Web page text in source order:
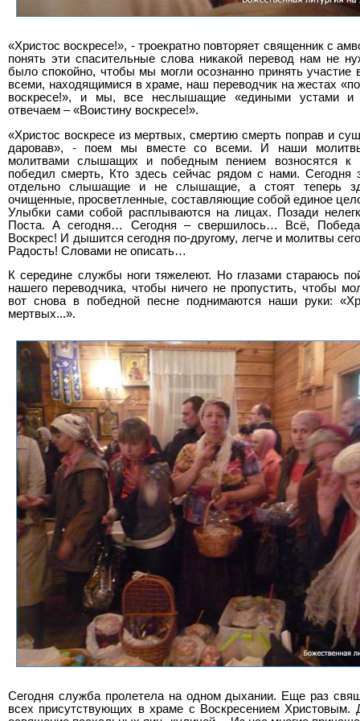
«Христос воскресе!», - троекратно повторяет священник с
понять эти спасительные слова никакой перевод нам не
было спокойно, чтобы мы могли осознанно принять участие
всеми, находящимися в храме, наш переводчик на жестах
воскресе!», и мы, все неслышащие «едиными устами и
отвечаем – «Воистину воскресе!».
«Христос воскресе из мертвых, смертию смерть поправ и
даровав», - поем мы вместе со всеми. И наши
молитвами слышащих и победным пением возносятся
победил смерть, Кто здесь сейчас рядом с нами.
отдельно слышащие и не слышащие, а стоят теперь
очищенные, просветленные, составляющие собой единое
Улыбки сами собой расплываются на лицах. Позади
Поста. А сегодня… Сегодня – свершилось… Всё,
Воскрес! И дышится сегодня по-другому, легче и молитвы
Радость! Словами не описать…
К середине службы ноги тяжелеют. Но глазами стараюсь
нашего переводчика, чтобы ничего не пропустить, чтобы
вот снова в победной песне поднимаются наши руки:
мертвых...».
Сегодня служба пролетела на одном дыхании. Еще раз
всех присутствующих в храме с Воскресением Христовым.